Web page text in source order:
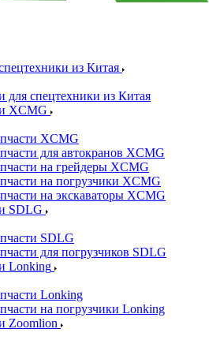
из Китая
для спецтехники из Китая
XCMG
XCMG
для автокранов XCMG
на грейдеры XCMG
на погрузчики XCMG
на экскаваторы XCMG
SDLG
SDLG
для погрузчиков SDLG
Lonking
Lonking
на погрузчики Lonking
Zoomlion